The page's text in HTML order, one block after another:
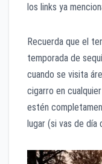
los links ya
Recuerda que el
temporada de
cuando se visita
cigarro en
estén
lugar (si vas de día